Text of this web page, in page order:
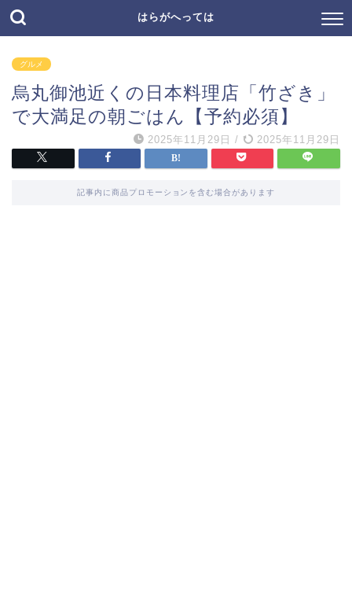
はらがへっては
グルメ
烏丸御池近くの日本料理店「竹ざき」
で大満足の朝ごはん【予約必須】
2025年11月29日 / 2025年11月29日
記事内に商品プロモーションを含む場合があります